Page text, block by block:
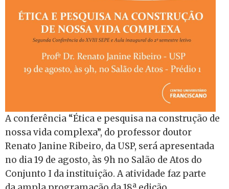
A conferência “Ética e pesquisa na construção de
nossa vida complexa”, do professor doutor
Renato Janine Ribeiro, da USP, será apresentada
no dia 19 de agosto, às 9h no Salão de Atos do
Conjunto I da instituição. A atividade faz parte